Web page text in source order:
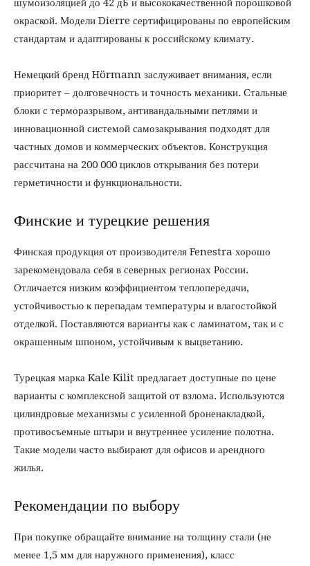
шумоизоляцией до 42 дБ и высококачественной порошковой
окраской. Модели Dierre сертифицированы по европейским
стандартам и адаптированы к российскому климату.
Немецкий бренд Hörmann заслуживает внимания, если
приоритет – долговечность и точность механики. Стальные
блоки с терморазрывом, антивандальными петлями и
инновационной системой самозакрывания подходят для
частных домов и коммерческих объектов. Конструкция
рассчитана на 200 000 циклов открывания без потери
герметичности и функциональности.
Финские и турецкие решения
Финская продукция от производителя Fenestra хорошо
зарекомендовала себя в северных регионах России.
Отличается низким коэффициентом теплопередачи,
устойчивостью к перепадам температуры и влагостойкой
отделкой. Поставляются варианты как с ламинатом, так и с
окрашенным шпоном, устойчивым к выцветанию.
Турецкая марка Kale Kilit предлагает доступные по цене
варианты с комплексной защитой от взлома. Используются
цилиндровые механизмы с усиленной броненакладкой,
противосъемные штыри и внутреннее усиление полотна.
Такие модели часто выбирают для офисов и арендного
жилья.
Рекомендации по выбору
При покупке обращайте внимание на толщину стали (не
менее 1,5 мм для наружного применения), класс